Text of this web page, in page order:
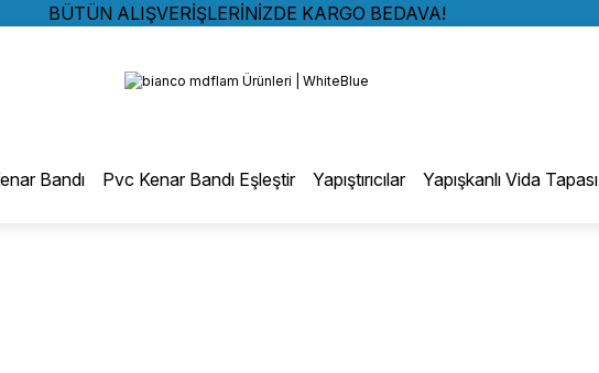
BÜTÜN ALIŞVERİŞLERİNİZDE KARGO BEDAVA!
KREDİ KARTINA 6 TAKSİT SEÇENEĞİ
BÜTÜN ALIŞVERİŞLERİNİZDE KARGO BEDAVA!
Bandı Pvc Kenar Bandı Eşleştir Yapıştırıcılar Yapışkanlı Vida Tapası